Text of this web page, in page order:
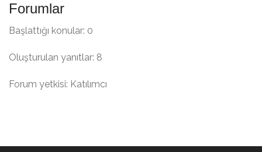
Forumlar
Başlattığı konular: 0
Oluşturulan yanıtlar: 8
Forum yetkisi: Katılımcı